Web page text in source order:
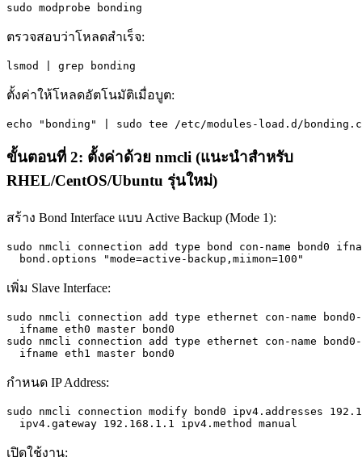
sudo modprobe bonding
ตรวจสอบว่าโหลดสำเร็จ:
lsmod | grep bonding
ตั้งค่าให้โหลดอัตโนมัติเมื่อบูต:
echo "bonding" | sudo tee /etc/modules-load.d/
ขั้นตอนที่ 2: ตั้งค่าด้วย nmcli (แนะนำสำหรับ
RHEL/CentOS/Ubuntu รุ่นใหม่)
สร้าง Bond Interface แบบ Active Backup (Mode 1):
sudo nmcli connection add type bond con-name bond0
  bond.options "mode=active-backup,miimon=100"
เพิ่ม Slave Interface:
sudo nmcli connection add type ethernet con-name
  ifname eth0 master bond0
sudo nmcli connection add type ethernet con-name
  ifname eth1 master bond0
กำหนด IP Address:
sudo nmcli connection modify bond0 ipv4.addresses
  ipv4.gateway 192.168.1.1 ipv4.method manual
เปิดใช้งาน: